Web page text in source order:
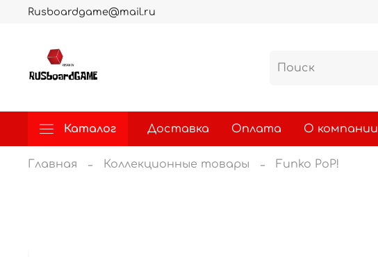
Rusboardgame@mail.ru
Каталог Доставка Оплата О компании
Главная Коллекционные товары Funko PoP!